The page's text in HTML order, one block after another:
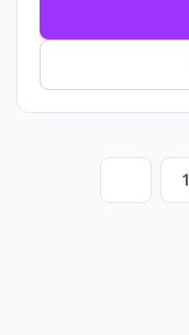
1